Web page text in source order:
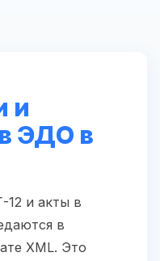
и
ЭДО в
и акты в
в
XML. Это